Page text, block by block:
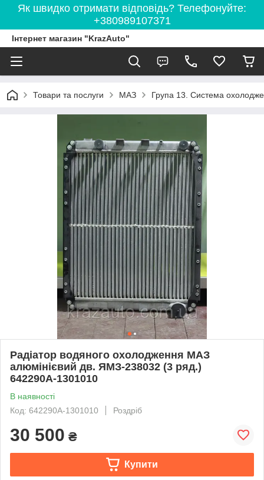
Як швидко отримати відповідь? Телефонуйте:
+380989107371
Інтернет магазин "KrazAuto"
Товари та послуги МАЗ Група 13. Система
Радіатор водяного охолодження МАЗ
алюмінієвий дв. ЯМЗ-238032 (3 ряд.)
642290А-1301010
В наявності
Код: 642290А-1301010
Роздріб
30 500 ₴
Купити